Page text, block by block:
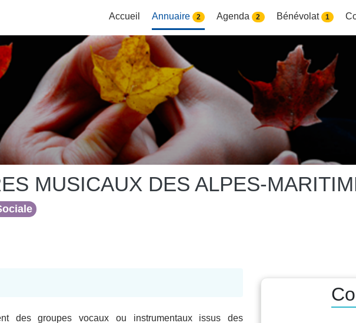
Accueil Annuaire 2 Agenda 2 Bénévolat 1
MUSICAUX DES ALPES-
des groupes vocaux ou instrumentaux issus des